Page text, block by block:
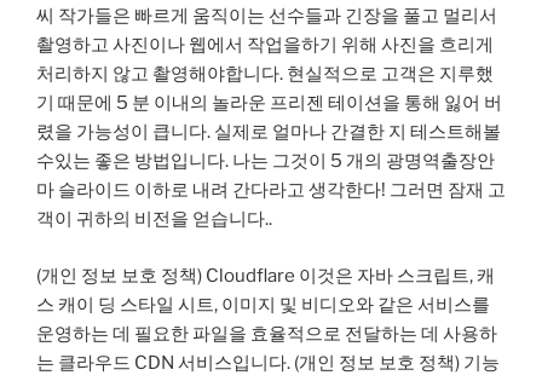
씨 작가들은 빠르게 움직이는 선수들과 긴장을 풀고 멀리서
촬영하고 사진이나 웹에서 작업을하기 위해 사진을 흐리게
처리하지 않고 촬영해야합니다. 현실적으로 고객은 지루했
기 때문에 5 분 이내의 놀라운 프리젠 테이션을 통해 잃어 버
렸을 가능성이 큽니다. 실제로 얼마나 간결한 지 테스트해볼
수있는 좋은 방법입니다. 나는 그것이 5 개의 광명역출장안
마 슬라이드 이하로 내려 간다라고 생각한다! 그러면 잠재 고
객이 귀하의 비전을 얻습니다..
(개인 정보 보호 정책) Cloudflare 이것은 자바 스크립트, 캐
스 캐이 딩 스타일 시트, 이미지 및 비디오와 같은 서비스를
운영하는 데 필요한 파일을 효율적으로 전달하는 데 사용하
는 클라우드 CDN 서비스입니다. (개인 정보 보호 정책) 기능